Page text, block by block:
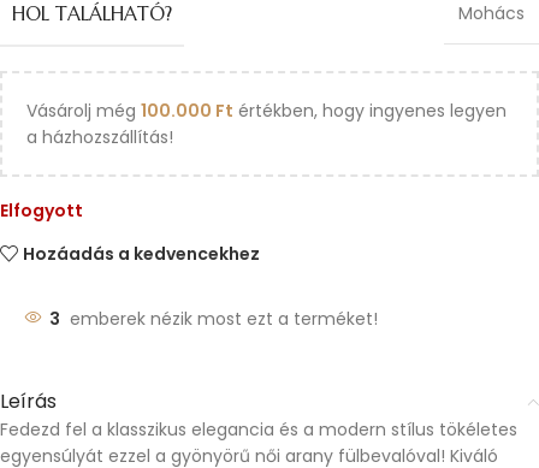
HOL TALÁLHATÓ? Mohács
Vásárolj még 100.000 Ft értékben, hogy ingyenes legyen
a házhozszállítás!
Elfogyott
Hozáadás a kedvencekhez
3 emberek nézik most ezt a terméket!
Leírás
Fedezd fel a klasszikus elegancia és a modern stílus tökéletes
egyensúlyát ezzel a gyönyörű női arany fülbevalóval! Kiváló